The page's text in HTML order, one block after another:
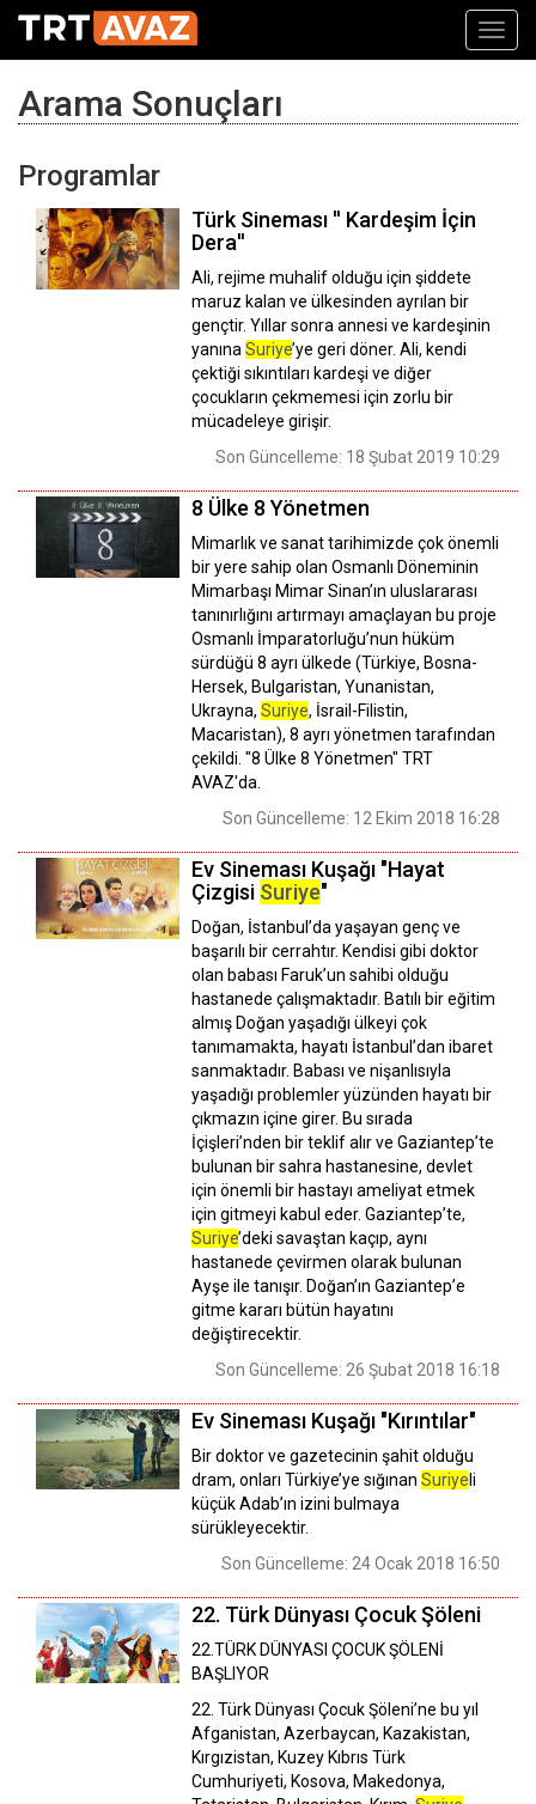
Arama Sonuçları
Programlar
Türk Sineması '' Kardeşim İçin
Dera''
Ali, rejime muhalif olduğu için şiddete
maruz kalan ve ülkesinden ayrılan bir
gençtir. Yıllar sonra annesi ve kardeşinin
yanına Suriye’ye geri döner. Ali, kendi
çektiği sıkıntıları kardeşi ve diğer
çocukların çekmemesi için zorlu bir
mücadeleye girişir.
Son Güncelleme: 18 Şubat 2019 10:29
8 Ülke 8 Yönetmen
Mimarlık ve sanat tarihimizde çok önemli
bir yere sahip olan Osmanlı Döneminin
Mimarbaşı Mimar Sinan’ın uluslararası
tanınırlığını artırmayı amaçlayan bu proje
Osmanlı İmparatorluğu’nun hüküm
sürdüğü 8 ayrı ülkede (Türkiye, Bosna-
Hersek, Bulgaristan, Yunanistan,
Ukrayna, Suriye, İsrail-Filistin,
Macaristan), 8 ayrı yönetmen tarafından
çekildi. "8 Ülke 8 Yönetmen" TRT
AVAZ'da.
Son Güncelleme: 12 Ekim 2018 16:28
Ev Sineması Kuşağı "Hayat
Çizgisi Suriye"
Doğan, İstanbul’da yaşayan genç ve
başarılı bir cerrahtır. Kendisi gibi doktor
olan babası Faruk’un sahibi olduğu
hastanede çalışmaktadır. Batılı bir eğitim
almış Doğan yaşadığı ülkeyi çok
tanımamakta, hayatı İstanbul’dan ibaret
sanmaktadır. Babası ve nişanlısıyla
yaşadığı problemler yüzünden hayatı bir
çıkmazın içine girer. Bu sırada
İçişleri’nden bir teklif alır ve Gaziantep’te
bulunan bir sahra hastanesine, devlet
için önemli bir hastayı ameliyat etmek
için gitmeyi kabul eder. Gaziantep’te,
Suriye’deki savaştan kaçıp, aynı
hastanede çevirmen olarak bulunan
Ayşe ile tanışır. Doğan’ın Gaziantep’e
gitme kararı bütün hayatını
değiştirecektir.
Son Güncelleme: 26 Şubat 2018 16:18
Ev Sineması Kuşağı "Kırıntılar"
Bir doktor ve gazetecinin şahit olduğu
dram, onları Türkiye’ye sığınan Suriye li
küçük Adab’ın izini bulmaya
sürükleyecektir.
Son Güncelleme: 24 Ocak 2018 16:50
22. Türk Dünyası Çocuk Şöleni
22.TÜRK DÜNYASI ÇOCUK ŞÖLENİ
BAŞLIYOR
22. Türk Dünyası Çocuk Şöleni’ne bu yıl
Afganistan, Azerbaycan, Kazakistan,
Kırgızistan, Kuzey Kıbrıs Türk
Cumhuriyeti, Kosova, Makedonya,